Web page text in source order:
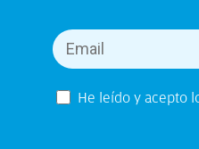
He leído y acepto